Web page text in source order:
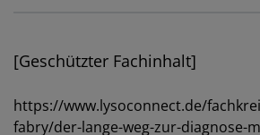
[Geschützter Fachinhalt]
https://www.lysoconnect.de/
fabry/der-lange-weg-zur-diagnose-